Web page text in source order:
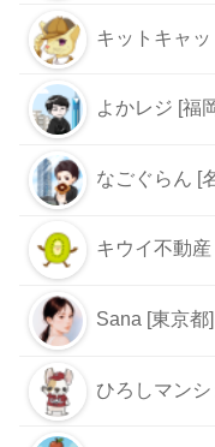
キットキャ
よかレジ [福
なごぐらん [
キウイ不動産
Sana [東京都]
ひろしマン